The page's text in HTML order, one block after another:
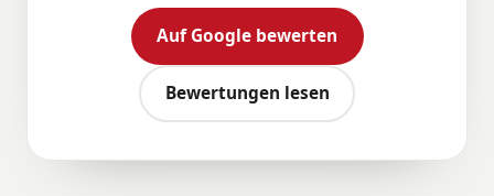
Auf Google bewerten
Bewertungen lesen